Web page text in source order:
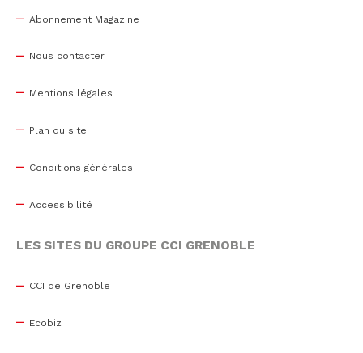
Abonnement Magazine
Nous contacter
Mentions légales
Plan du site
Conditions générales
Accessibilité
LES SITES DU GROUPE CCI GRENOBLE
CCI de Grenoble
Ecobiz